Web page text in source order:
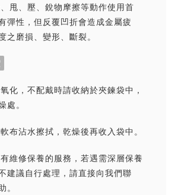
甩、壓、銳物摩擦等動作使用首
彈性，但反覆凹折會造成金屬疲
之磨損、變形、斷裂。
化，不配戴時請收納於夾鍊袋中，
處。
布沾水擦拭，乾燥後再收入袋中。
維修保養的服務，若遇需深層保養
建議自行處理，請直接向我們聯
。